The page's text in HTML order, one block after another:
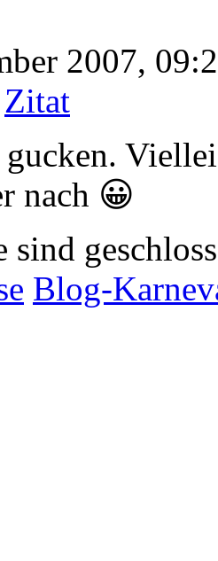
2007,
Zitat
gucken.
nach 😀
sind
Blog-